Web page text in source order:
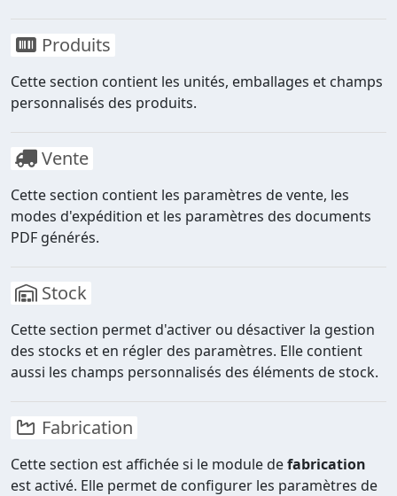
Produits
Cette section contient les unités, emballages et champs
personnalisés des produits.
Vente
Cette section contient les paramètres de vente, les
modes d'expédition et les paramètres des documents
PDF générés.
Stock
Cette section permet d'activer ou désactiver la gestion
des stocks et en régler des paramètres. Elle contient
aussi les champs personnalisés des éléments de stock.
Fabrication
Cette section est affichée si le module defabrication
est activé. Elle permet de configurer les paramètres de